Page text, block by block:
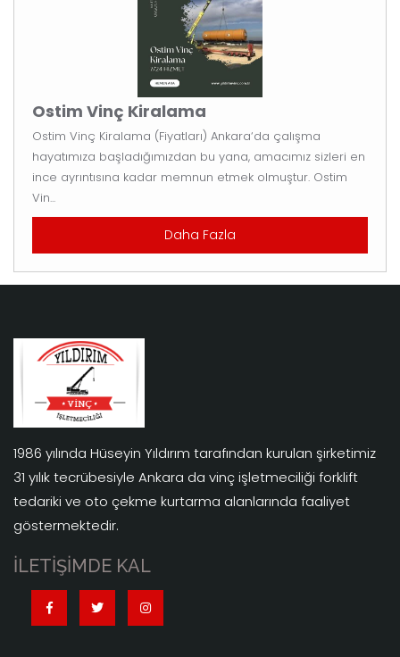
Ostim Vinç Kiralama
Ostim Vinç Kiralama (Fiyatları) Ankara‘da çalışma
hayatımıza başladığımızdan bu yana, amacımız sizleri en
ince ayrıntısına kadar memnun etmek olmuştur. Ostim
Vin...
Daha Fazla
1986 yılında Hüseyin Yıldırım tarafından kurulan şirketimiz
31 yılık tecrübesiyle Ankara da vinç işletmeciliği forklift
tedariki ve oto çekme kurtarma alanlarında faaliyet
göstermektedir.
İLETİŞİMDE KAL